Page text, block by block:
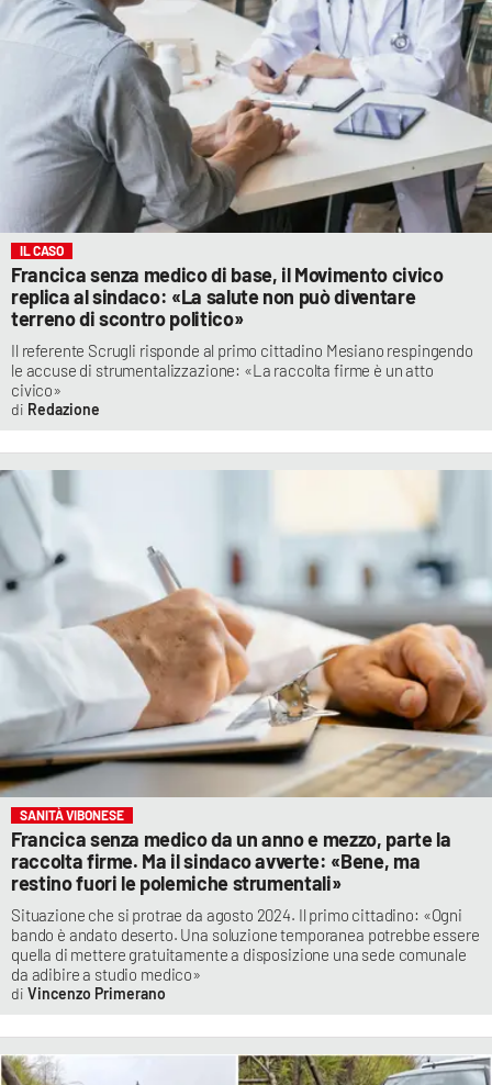
IL CASO
Francica senza medico di base, il Movimento civico
replica al sindaco: «La salute non può diventare
terreno di scontro politico»
Il referente Scrugli risponde al primo cittadino Mesiano respingendo
le accuse di strumentalizzazione: «La raccolta firme è un atto
civico»
Redazione
SANITÀ VIBONESE
Francica senza medico da un anno e mezzo, parte la
raccolta firme. Ma il sindaco avverte: «Bene, ma
restino fuori le polemiche strumentali»
Situazione che si protrae da agosto 2024. Il primo cittadino: «Ogni
bando è andato deserto. Una soluzione temporanea potrebbe essere
quella di mettere gratuitamente a disposizione una sede comunale
da adibire a studio medico»
Vincenzo Primerano